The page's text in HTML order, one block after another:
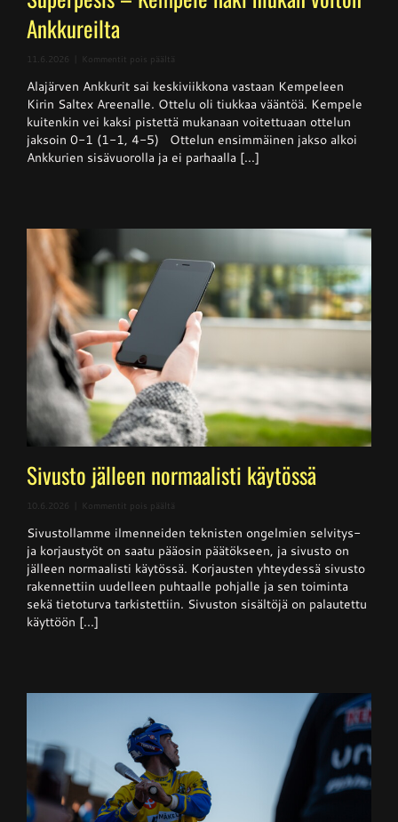
Ankkureilta
11.6.2026 Kommentit pois päältä
–
Kempele
haki
niukan
voiton
Ankkureilta
Alajärven Ankkurit sai keskiviikkona vastaan Kempeleen
Kirin Saltex Areenalle. Ottelu oli tiukkaa vääntöä. Kempele
kuitenkin vei kaksi pistettä mukanaan voitettuaan ottelun
jaksoin 0-1 (1-1, 4-5) Ottelun ensimmäinen jakso alkoi
Ankkurien sisävuorolla ja ei parhaalla [...]
Sivusto jälleen normaalisti käytössä
10.6.2026 Kommentit pois päältä
jälleen
normaalisti
käytössä
Sivustollamme ilmenneiden teknisten ongelmien selvitys-
ja korjaustyöt on saatu pääosin päätökseen, ja sivusto on
jälleen normaalisti käytössä. Korjausten yhteydessä sivusto
rakennettiin uudelleen puhtaalle pohjalle ja sen toiminta
sekä tietoturva tarkistettiin. Sivuston sisältöjä on palautettu
käyttöön [...]